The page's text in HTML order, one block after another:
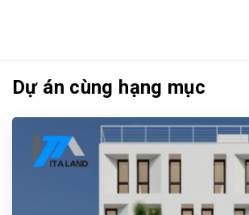
Dự án cùng hạng mục